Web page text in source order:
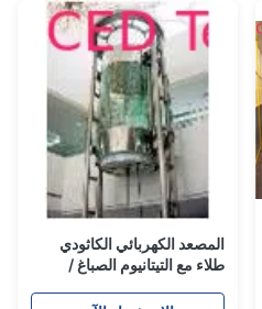
المصعد الكهربائي الكاثودي
طلاء مع التيتانيوم الصباغ /